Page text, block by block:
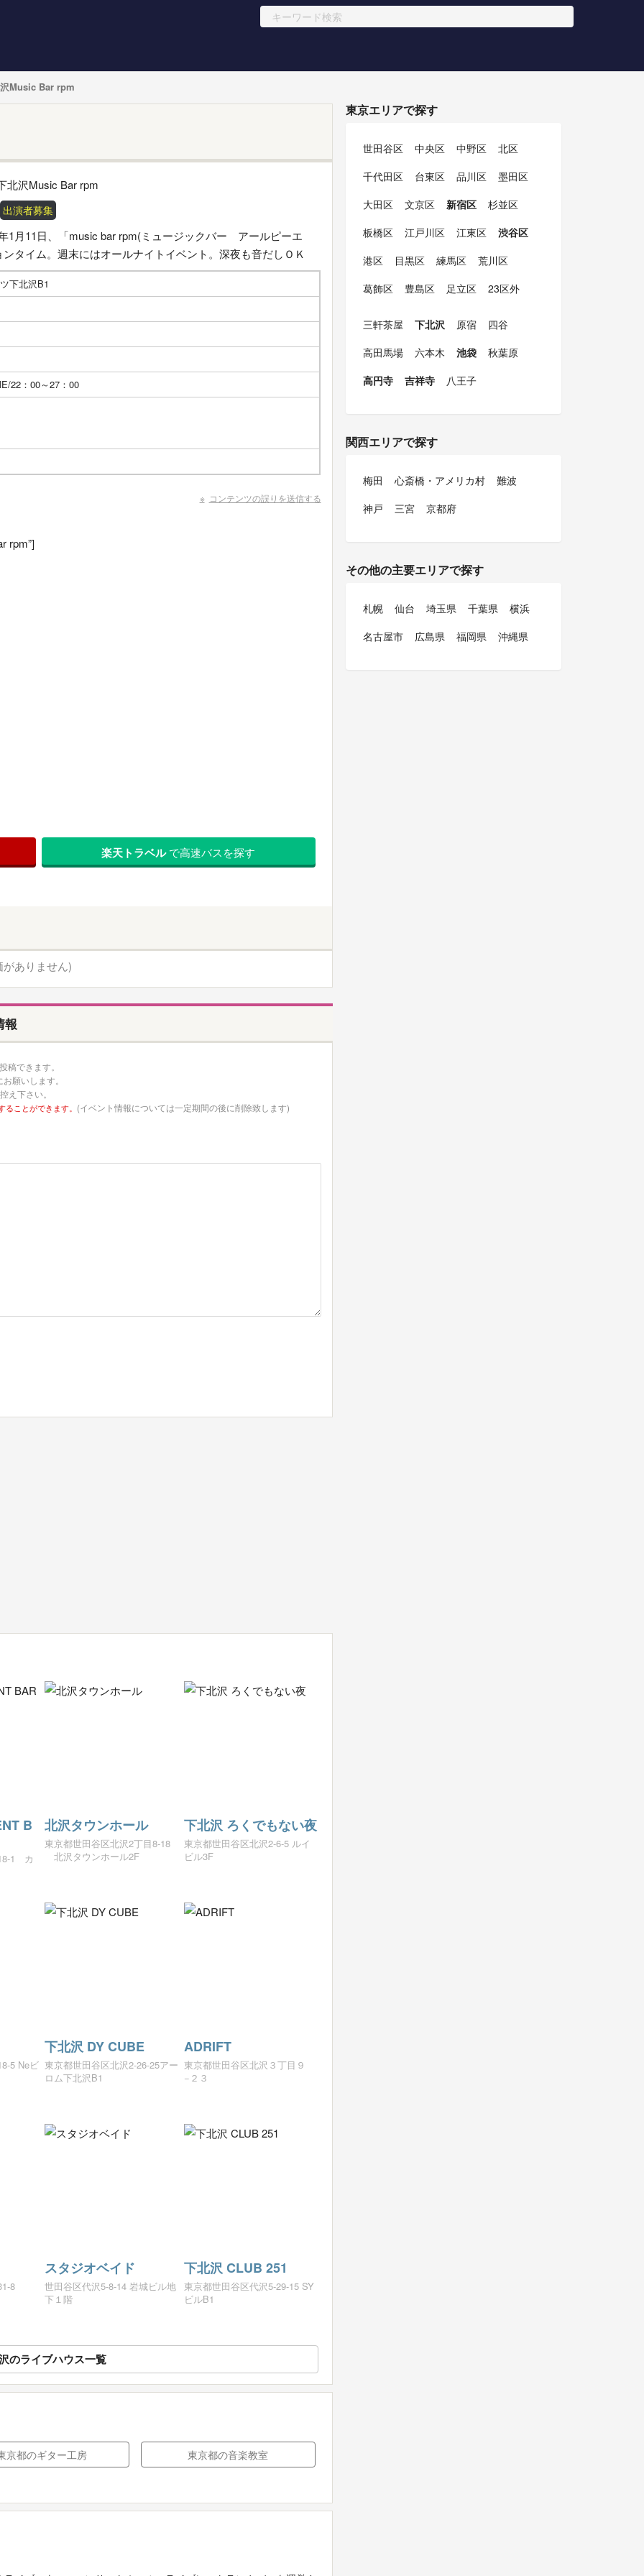
Music Bar rpm
出演者募集
1月11日、「music bar rpm(ミュージックバー アールピーエ
タイム。週末にはオールナイトイベント。深夜も音だしＯＫ
下北沢B1
22：00～27：00
コンテンツの誤りを送信する
rpm”]
楽天トラベルで高速バスを探す
ありません)
報
稿できます。
願いします。
え下さい。
ことができます。 (イベント情報については一定期間の後に削除致します)
B
1 カ
北沢タウンホール
東京都世田谷区北沢2丁目8-18
北沢タウンホール2F
下北沢 ろくでもない夜
東京都世田谷区北沢2-6-5 ルイ
ビル3F
Neビ
下北沢 DY CUBE
東京都世田谷区北沢2-26-25アー
ロム下北沢B1
ADRIFT
東京都世田谷区北沢３丁目９
−２３
8
スタジオベイド
世田谷区代沢5-8-14 岩城ビル地
下１階
下北沢 CLUB 251
東京都世田谷区代沢5-29-15 SY
ビルB1
のライブハウス一覧
京都のギター工房 東京都の音楽教室
東京エリアで探す
世田谷区 中央区 中野区
北区
千代田区
台東区 品川区
墨田区
大田区
文京区 新宿区
杉並区
板橋区
江戸川区 江東区
渋谷区
港区
目黒区 練馬区
荒川区
葛飾区
豊島区 足立区 23区外
三軒茶屋 下北沢 原宿
四谷
高田馬場
六本木 池袋
秋葉原
高円寺
吉祥寺 八王子
関西エリアで探す
梅田 心斎橋・アメリカ村
難波
神戸
三宮 京都府
その他の主要エリアで探す
札幌 仙台 埼玉県 千葉県
横浜
名古屋市
広島県 福岡県 沖縄県